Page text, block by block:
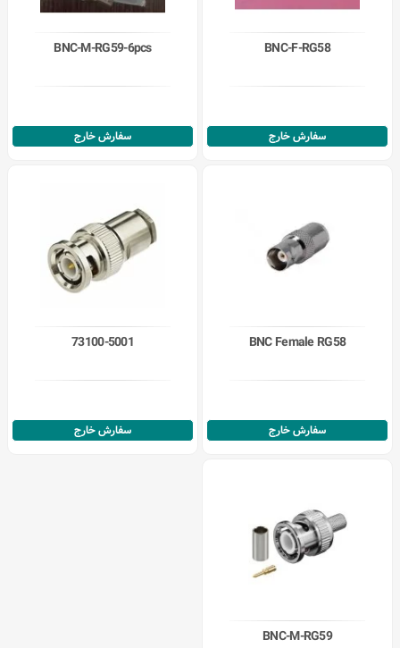
BNC-F-RG58
سفارش خارج
BNC-M-RG59-6pcs
سفارش خارج
BNC Female RG58
سفارش خارج
73100-5001
سفارش خارج
BNC-M-RG59